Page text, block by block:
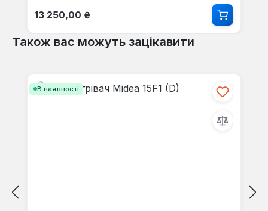
Звичайна ціна:
13 250,00 ₴
Також вас можуть зацікавити
В наявності